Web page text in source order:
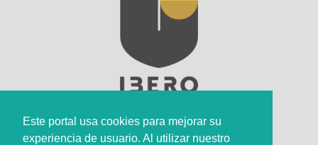
Este portal usa cookies para mejorar su
experiencia de usuario. Al utilizar nuestro